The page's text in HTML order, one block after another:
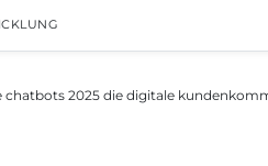
chatbots 2025 die digitale